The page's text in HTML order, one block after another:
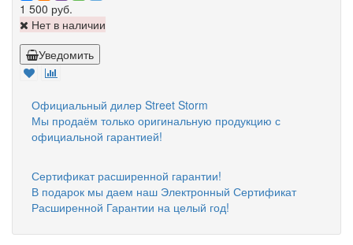
1 500 руб.
Нет в наличии
Уведомить
Официальный дилер Street Storm
Мы продаём только оригинальную продукцию с
официальной гарантией!
Сертификат расширенной гарантии!
В подарок мы даем наш Электронный Сертификат
Расширенной Гарантии на целый год!